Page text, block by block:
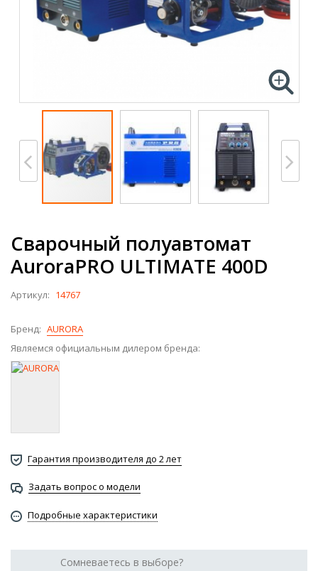
Сварочный полуавтомат
AuroraPRO ULTIMATE 400D
Артикул: 14767
Бренд: AURORA
Являемся официальным дилером бренда:
Гарантия производителя до 2 лет
Задать вопрос о модели
Подробные характеристики
Сомневаетесь в выборе?